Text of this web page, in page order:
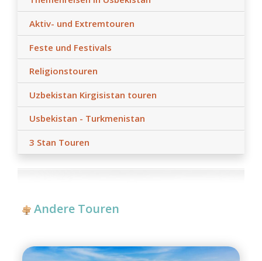
Aktiv- und Extremtouren
Feste und Festivals
Religionstouren
Uzbekistan Kirgisistan touren
Usbekistan - Turkmenistan
3 Stan Touren
Andere Touren